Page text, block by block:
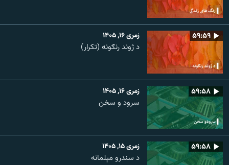
۵۹:۵۹ زمری ۱۶, ۱۴۰۵
د ژوند رنګونه (تکرار)
۵۹:۵۸ زمری ۱۶, ۱۴۰۵
سرود و سخن
۵۹:۵۸ زمری ۱۵, ۱۴۰۵
د سندرو مېلمانه